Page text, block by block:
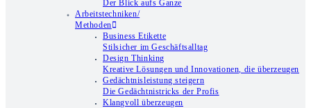
Der Blick aufs Ganze
Arbeitstechniken/
Methoden
Business Etikette
Stilsicher im Geschäftsalltag
Design Thinking
Kreative Lösungen und Innovationen, die überzeugen
Gedächtnisleistung steigern
Die Gedächtnistricks der Profis
Klangvoll überzeugen